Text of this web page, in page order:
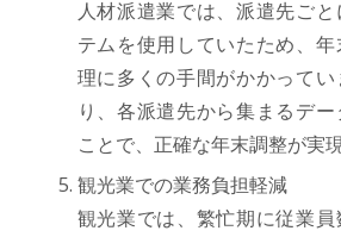
人材派遣業では、派遣先ご
テムを使用していたため、
理に多くの手間がかかってい
り、各派遣先から集まるデ
ことで、正確な年末調整が実
観光業での業務負担軽減
観光業では、繁忙期に従業